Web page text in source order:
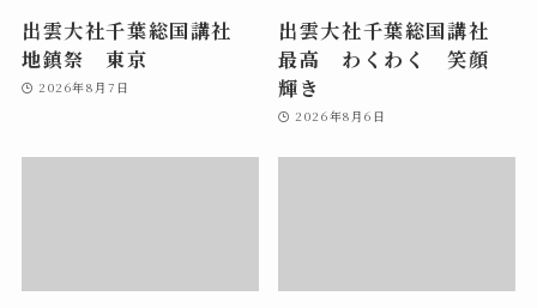
出雲大社千葉総国講社
地鎮祭 東京
2026年8月7日
出雲大社千葉総国講社
最高 わくわく 笑顔
輝き
2026年8月6日